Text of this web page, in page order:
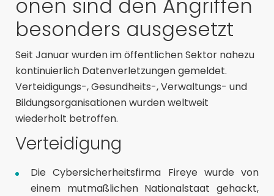
onen sind den Angriffen
besonders ausgesetzt
Seit Januar wurden im öffentlichen Sektor nahezu
kontinuierlich Datenverletzungen gemeldet.
Verteidigungs-, Gesundheits-, Verwaltungs- und
Bildungsorganisationen wurden weltweit
wiederholt betroffen.
Verteidigung
Die Cybersicherheitsfirma Fireye wurde von
einem mutmaßlichen Nationalstaat gehackt,